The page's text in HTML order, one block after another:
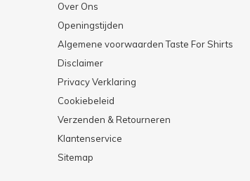
Over Ons
Openingstijden
Algemene voorwaarden Taste For Shirts
Disclaimer
Privacy Verklaring
Cookiebeleid
Verzenden & Retourneren
Klantenservice
Sitemap